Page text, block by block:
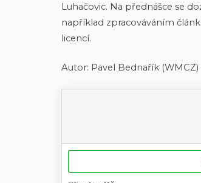
Luhačovic. Na přednášce se
například zpracováváním
licencí.
Autor: Pavel Bednařík (WMCZ)